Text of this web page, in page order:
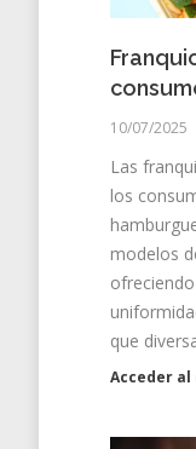
10/07/2025
Las
los
modelos
que
Acceder